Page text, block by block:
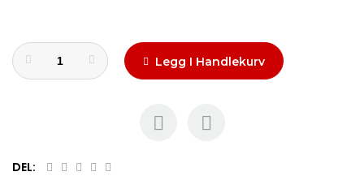
Legg I Handlekurv
DEL: